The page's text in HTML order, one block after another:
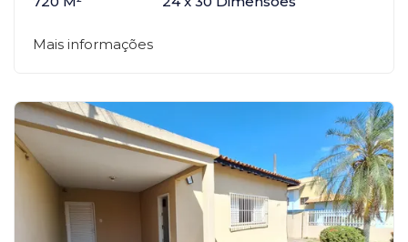
Mais informações